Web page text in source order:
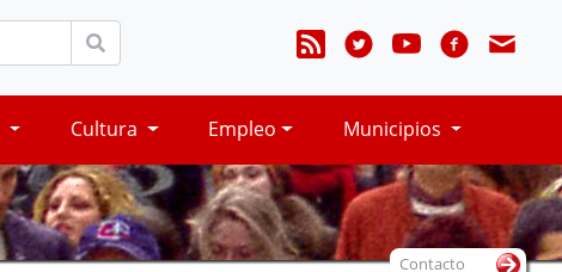
Cultura Empleo Municipios
Contacto